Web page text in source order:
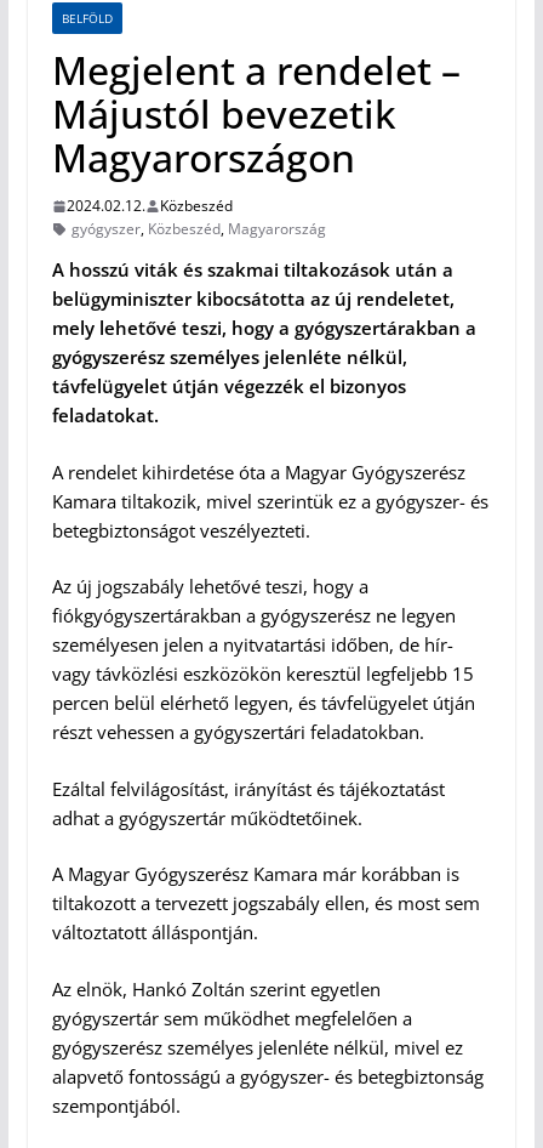
BELFÖLD
Megjelent a rendelet –
Májustól bevezetik
Magyarországon
2024.02.12.
Közbeszéd
gyógyszer, Közbeszéd, Magyarország
A hosszú viták és szakmai tiltakozások után a
belügyminiszter kibocsátotta az új rendeletet,
mely lehetővé teszi, hogy a gyógyszertárakban a
gyógyszerész személyes jelenléte nélkül,
távfelügyelet útján végezzék el bizonyos
feladatokat.
A rendelet kihirdetése óta a Magyar Gyógyszerész
Kamara tiltakozik, mivel szerintük ez a gyógyszer- és
betegbiztonságot veszélyezteti.
Az új jogszabály lehetővé teszi, hogy a
fiókgyógyszertárakban a gyógyszerész ne legyen
személyesen jelen a nyitvatartási időben, de hír-
vagy távközlési eszközökön keresztül legfeljebb 15
percen belül elérhető legyen, és távfelügyelet útján
részt vehessen a gyógyszertári feladatokban.
Ezáltal felvilágosítást, irányítást és tájékoztatást
adhat a gyógyszertár működtetőinek.
A Magyar Gyógyszerész Kamara már korábban is
tiltakozott a tervezett jogszabály ellen, és most sem
változtatott álláspontján.
Az elnök, Hankó Zoltán szerint egyetlen
gyógyszertár sem működhet megfelelően a
gyógyszerész személyes jelenléte nélkül, mivel ez
alapvető fontosságú a gyógyszer- és betegbiztonság
szempontjából.